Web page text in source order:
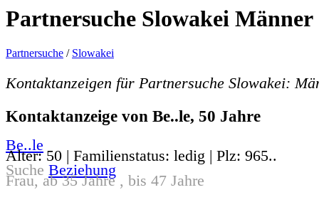
Partnersuche Slowakei Männer
Partnersuche / Slowakei
Kontaktanzeigen für Partnersuche Slowakei:
Kontaktanzeige von Be..le, 50 Jahre
Be..le
Alter: 50 | Familienstatus: ledig | Plz: 965..
Suche Beziehung
Frau, ab 35 Jahre , bis 47 Jahre